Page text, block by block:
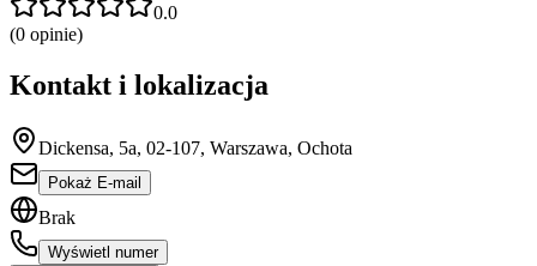
0.0
(0 opinie)
Kontakt i lokalizacja
Dickensa, 5a, 02-107, Warszawa, Ochota
Pokaż E-mail
Brak
Wyświetl numer